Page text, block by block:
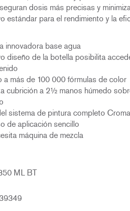
dosis más precisas y
estándar para el rendimiento y la
innovadora base agua
diseño de la botella posibilita
a más de 100 000 fórmulas de color
cubrición a 2½ manos húmedo
sistema de pintura completo
de aplicación sencillo
máquina de mezcla
ML BT